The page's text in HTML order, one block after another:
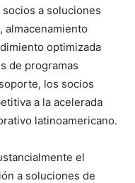
socios a soluciones
almacenamiento
optimizada
de programas
los socios
a la acelerada
latinoamericano.
el
a soluciones de